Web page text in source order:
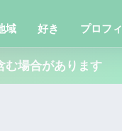
域 好き プロフ
む場合があります